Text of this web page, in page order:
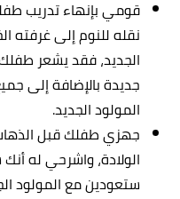
قومي بإنهاء تدريب
نقله للنوم إلى غرفته
الجديد، فقد يشعر
جديدة بالإضافة إلى
المولود الجديد.
جهزي طفلك قبل
الولادة، واشرحي له
ستعودين مع المولود